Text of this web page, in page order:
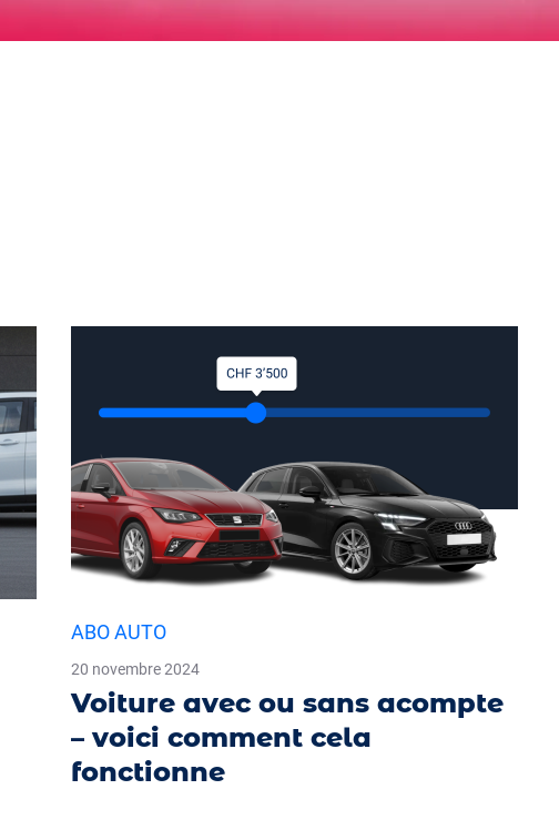
ABO AUTO
20 novembre 2024
Voiture avec ou sans acompte
– voici comment cela
fonctionne